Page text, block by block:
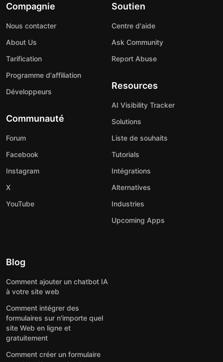
Compagnie
Nous contacter
About Us
Tarification
Programme d'affiliation
Développeurs
Communauté
Forum
Facebook
Instagram
X
YouTube
Soutien
Centre d'aide
Ask Community
Report Abuse
Resources
AI Visibility Tracker
Solutions
Liste de souhaits
Tutorials
Intégrations
Alternatives
Industries
Upcoming Apps
Blog
Comment ajouter un chatbot IA
à votre site web
Comment intégrer des
formulaires sur n'importe quel
site Web en ligne et
gratuitement
Comment créer un formulaire